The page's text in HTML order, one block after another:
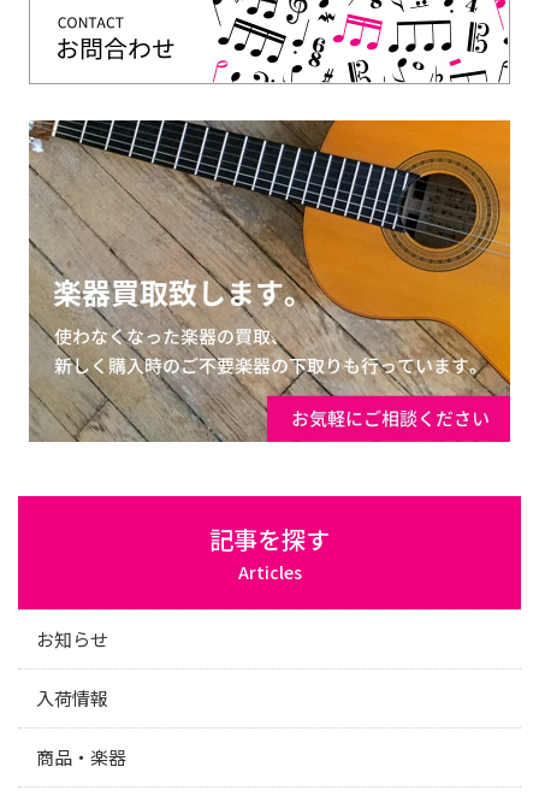
記事を探す
Articles
お知らせ
入荷情報
商品・楽器